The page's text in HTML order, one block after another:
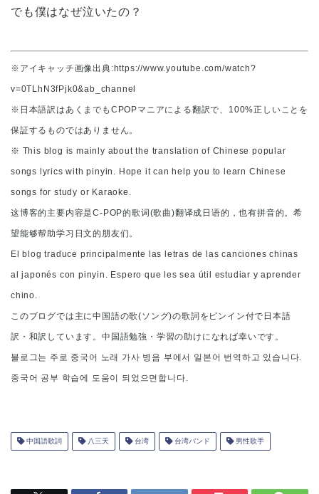
でも僕はなぜ泣いたの？
※アイキャッチ画像出典:https://www.youtube.com/watch?
v=0TLhN3fPjk0&ab_channel
※日本語訳はあくまでもCPOPマニアによる翻訳で、100%正しいことを
保証するものではありません。
※ This blog is mainly about the translation of Chinese popular
songs lyrics with pinyin. Hope it can help you to learn Chinese
songs for study or Karaoke.
这博客的主要内容是C-POP的歌词(歌曲)翻译成日语的，也有拼音的。希
望能够帮助学习日文的朋友们。
El blog traduce principalmente las letras de las canciones chinas
al japonés con pinyin. Espero que les sea útil estudiar y aprender
chino.
このブログでは主に中国語の歌(ソング)の歌詞をピンイン付で日本語
訳・和訳しています。中国語勉強・学習の助けになれば幸いです。
블로그는 주로 중국어 노래 가사 병음 부에서 일본어 번역하고 있습니다.
중국어 공부 학습에 도움이 되었으면합니다.
中国語歌詞 八三夭 台湾 台湾バンド 男性歌手